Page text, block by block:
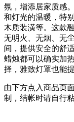
氛，增添居家质感
和灯光的温暖，特
木质装潢等。这款
无明火、无烟、无
间，提供安全的舒
蜡烛都可以确实加
择，雅致灯罩也能
由下方点入商品页
制，结帐时请自行